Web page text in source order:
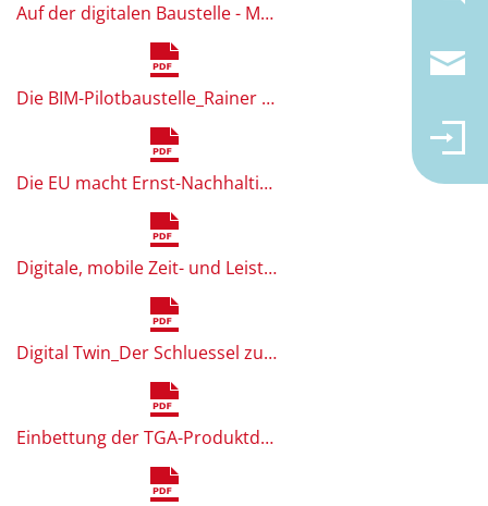
Auf der digitalen Baustelle - Mehr ueber ConTech und innovative IT_Inga Stein-Barthelmes.pdf
Die BIM-Pilotbaustelle_Rainer Schrode.pdf
Die EU macht Ernst-Nachhaltigkeit in der Immobilienwirtschaft_Annelie Casper.pdf
Digitale, mobile Zeit- und Leistungserfassung und innovative Zukunftsaussichten_Frank Oswald.pdf
Digital Twin_Der Schluessel zur klimaneutralen Immobilienwirtschaft_Markus Werner.pdf
Einbettung der TGA-Produktdaten in BIM _Wolfgang Wilkes.pdf